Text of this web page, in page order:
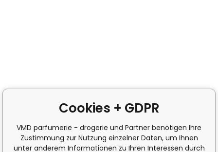
Cookies + GDPR
VMD parfumerie - drogerie und Partner benötigen Ihre
Zustimmung zur Nutzung einzelner Daten, um Ihnen
unter anderem Informationen zu Ihren Interessen durch